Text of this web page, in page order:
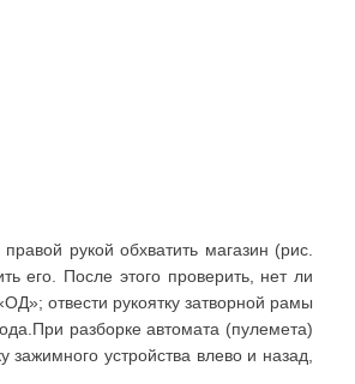
рукой обхватить магазин (рис.
его. После этого проверить, нет ли
отвести рукоятку затворной рамы
разборке автомата (пулемета)
устройства влево и назад,